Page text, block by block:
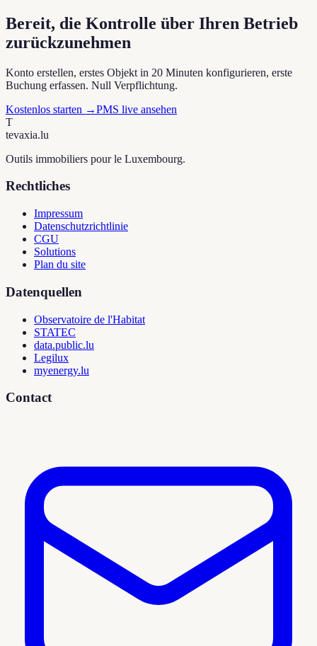
Bereit, die Kontrolle über Ihren Betrieb
zurückzunehmen
Konto erstellen, erstes Objekt in 20 Minuten konfigurieren, erste
Buchung erfassen. Null Verpflichtung.
Kostenlos starten →PMS live ansehen
T
tevaxia.lu
Outils immobiliers pour le Luxembourg.
Rechtliches
Impressum
Datenschutzrichtlinie
CGU
Solutions
Plan du site
Datenquellen
Observatoire de l'Habitat
STATEC
data.public.lu
Legilux
myenergy.lu
Contact